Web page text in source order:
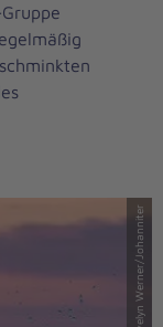
© Evelyn Werner/Johanniter